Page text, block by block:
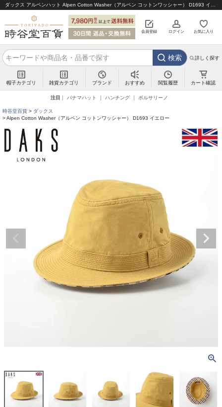
会員登録 ログイン お気に入り
検索 詳しく探す
帽子カテゴリ 雑貨カテゴリ ブランド おすすめ 閲覧履歴 カート確認
注目 パナマハット ハンチング ボルサリーノ
時谷堂百貨
ダックス
Alpen Cotton Washer（アルペン コットンワッシャー） D1693 イエロー